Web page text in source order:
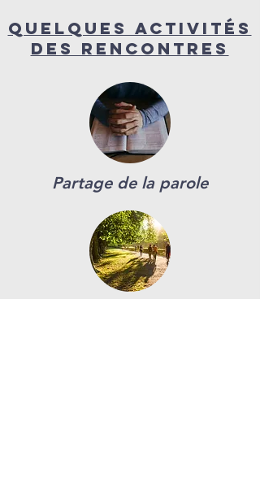
Quelques activités
des rencontres
Partage de la parole